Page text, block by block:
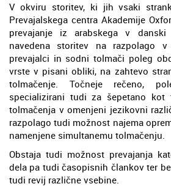
V okviru storitev, ki jih vsaki
Prevajalskega centra Akademije
prevajanje iz arabskega v
navedena storitev na razpolago
prevajalci in sodni tolmači poleg
vrste v pisani obliki, na zahtevo
tolmačenje. Točneje rečeno,
specializirani tudi za šepetano kot
tolmačenja v omenjeni jezikovni
razpolago tudi možnost najema
namenjene simultanemu tolmačenju.
Obstaja tudi možnost prevajanja
dela pa tudi časopisnih člankov ter
tudi revij različne vsebine.